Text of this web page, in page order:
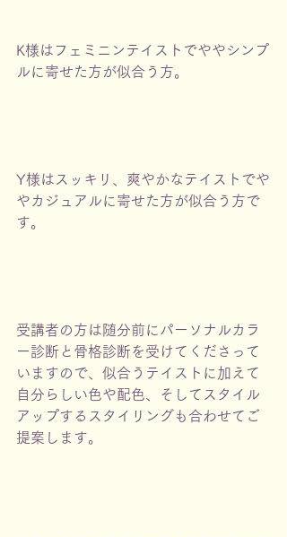
K様はフェミニンテイストでややシンプ
ルに寄せた方が似合う方。
Y様はスッキリ、爽やかなテイストでや
やカジュアルに寄せた方が似合う方で
す。
受講者の方は随分前にパーソナルカラ
ー診断と骨格診断を受けてくださって
いますので、似合うテイストに加えて
自分らしい色や配色、そしてスタイル
アップするスタイリングも合わせてご
提案します。